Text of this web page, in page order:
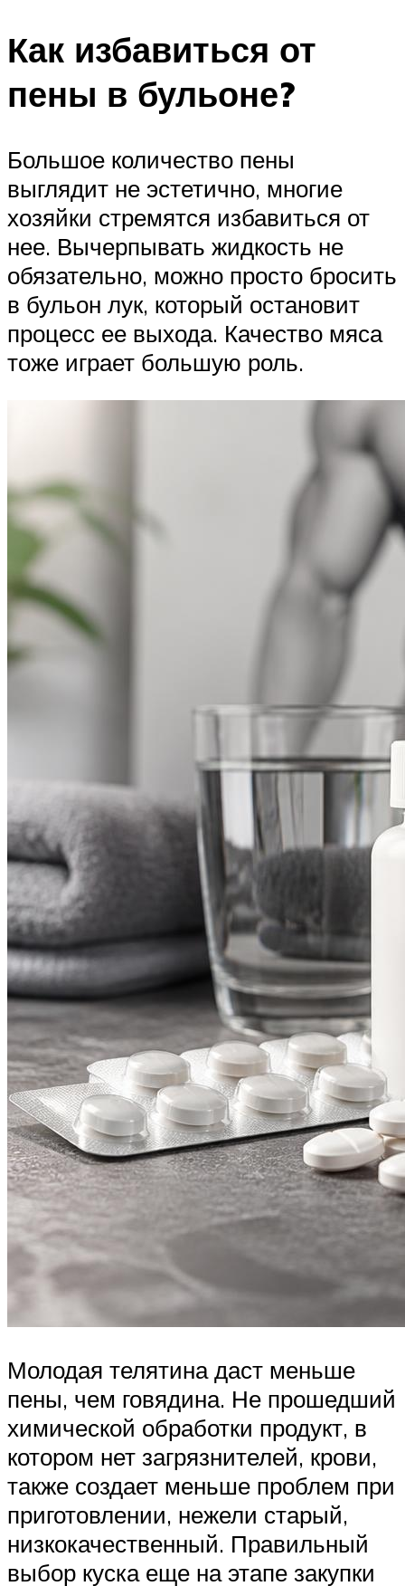
Как избавиться от
пены в бульоне?
Большое количество пены
выглядит не эстетично, многие
хозяйки стремятся избавиться от
нее. Вычерпывать жидкость не
обязательно, можно просто бросить
в бульон лук, который остановит
процесс ее выхода. Качество мяса
тоже играет большую роль.
Молодая телятина даст меньше
пены, чем говядина. Не прошедший
химической обработки продукт, в
котором нет загрязнителей, крови,
также создает меньше проблем при
приготовлении, нежели старый,
низкокачественный. Правильный
выбор куска еще на этапе закупки